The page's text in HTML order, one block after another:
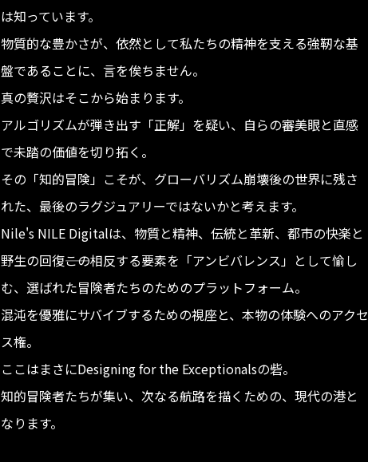
は知っています。
物質的な豊かさが、依然として私たちの精神を支える強靭な基
盤であることに、言を俟ちません。
真の贅沢はそこから始まります。
アルゴリズムが弾き出す「正解」を疑い、自らの審美眼と直感
で未踏の価値を切り拓く。
その「知的冒険」こそが、グローバリズム崩壊後の世界に残さ
れた、最後のラグジュアリーではないかと考えます。
Nile's NILE Digitalは、物質と精神、伝統と革新、都市の快楽と
野生の回復――この相反する要素を「アンビバレンス」として愉し
む、選ばれた冒険者たちのためのプラットフォーム。
混沌を優雅にサバイブするための視座と、本物の体験へのアクセ
ス権。
ここはまさにDesigning for the Exceptionalsの砦。
知的冒険者たちが集い、次なる航路を描くための、現代の港と
なります。